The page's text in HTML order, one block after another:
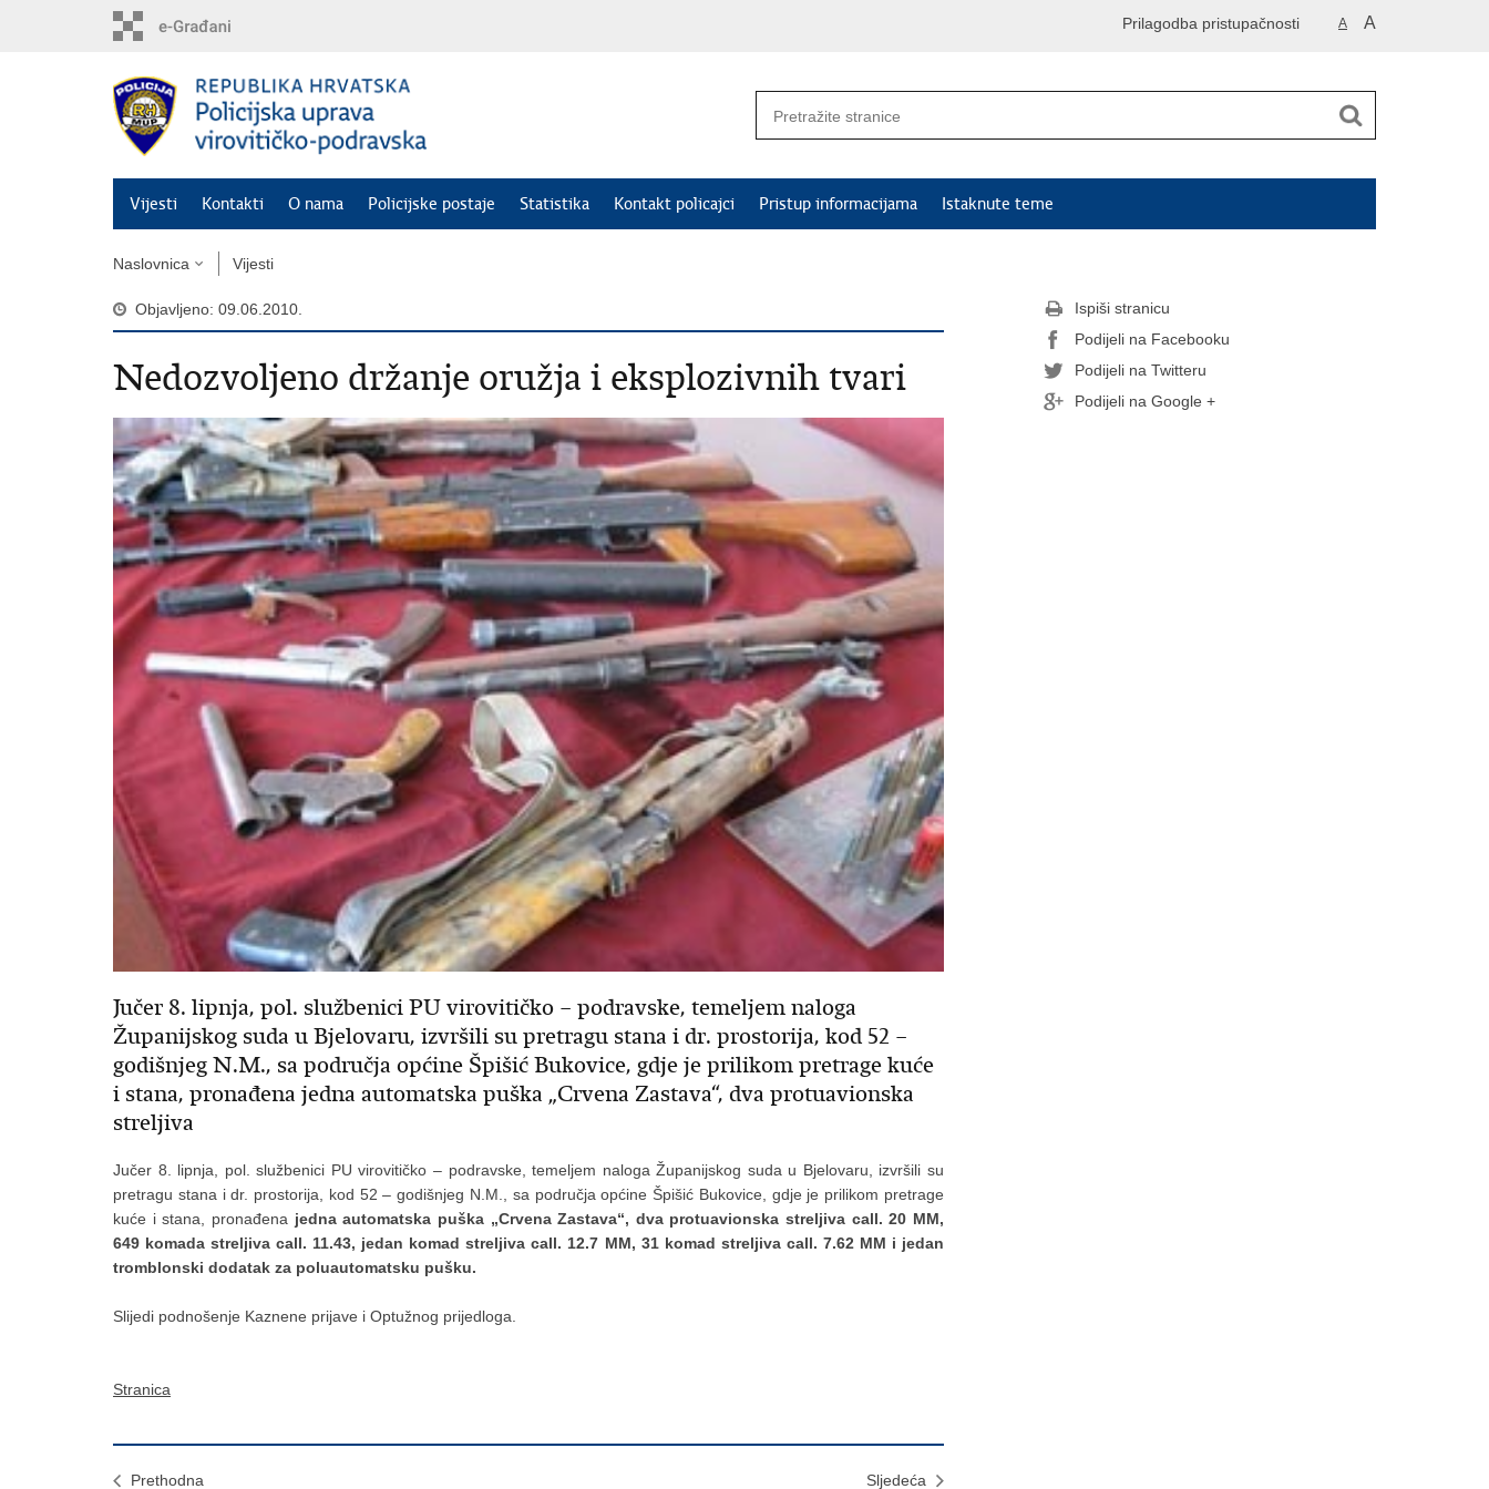
A A
Prilagodba pristupačnosti
Vijesti Kontakti O nama Policijske postaje Statistika Kontakt policajci Pristup informacijama Istaknute teme
Naslovnica Vijesti
Objavljeno: 09.06.2010.
Nedozvoljeno držanje oružja i eksplozivnih tvari
Jučer 8. lipnja, pol. službenici PU virovitičko – podravske, temeljem naloga
Županijskog suda u Bjelovaru, izvršili su pretragu stana i dr. prostorija, kod 52 –
godišnjeg N.M., sa područja općine Špišić Bukovice, gdje je prilikom pretrage kuće
i stana, pronađena jedna automatska puška „Crvena Zastava“, dva protuavionska
streljiva
Jučer 8. lipnja, pol. službenici PU virovitičko – podravske, temeljem naloga Županijskog suda u Bjelovaru, izvršili su
pretragu stana i dr. prostorija, kod 52 – godišnjeg N.M., sa područja općine Špišić Bukovice, gdje je prilikom pretrage
kuće i stana, pronađena jedna automatska puška „Crvena Zastava“, dva protuavionska streljiva call. 20 MM,
649 komada streljiva call. 11.43, jedan komad streljiva call. 12.7 MM, 31 komad streljiva call. 7.62 MM i jedan
tromblonski dodatak za poluautomatsku pušku.
Slijedi podnošenje Kaznene prijave i Optužnog prijedloga.
Stranica
Prethodna Sljedeća
Ispiši stranicu
Podijeli na Facebooku
Podijeli na Twitteru
Podijeli na Google +